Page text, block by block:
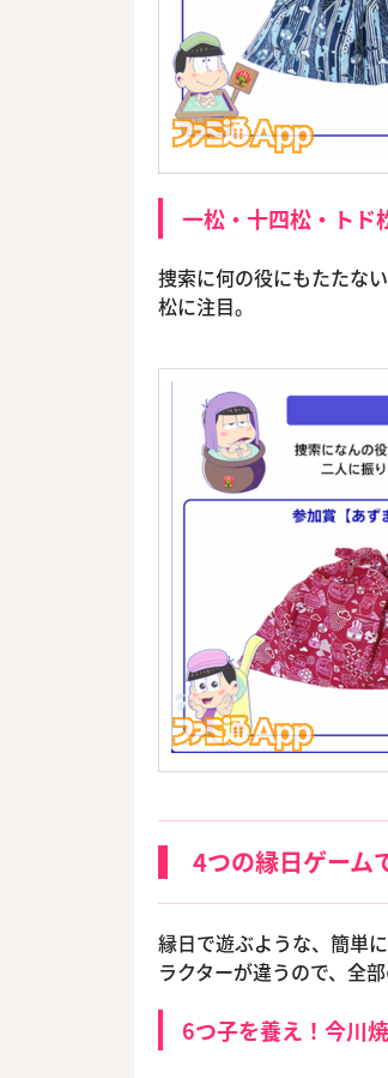
一松・十四松・トド
捜索に何の役にもたたな
松に注目。
4つの縁日ゲーム
縁日で遊ぶような、簡単
ラクターが違うので、全
6つ子を養え！今川